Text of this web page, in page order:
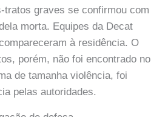
tratos graves se confirmou com
morta. Equipes da Decat
à residência. O
porém, não foi encontrado no
de tamanha violência, foi
pelas autoridades.